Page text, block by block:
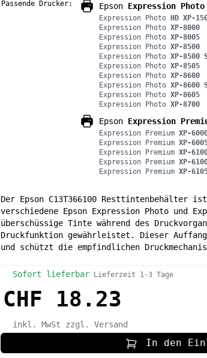
Passende Drucker:
Epson Expression Photo
Expression Photo HD XP-
Expression Photo XP-8000
Expression Photo XP-8005
Expression Photo XP-8500
Expression Photo XP-8500
Expression Photo XP-8505
Expression Photo XP-8600
Expression Photo XP-8600
Expression Photo XP-8605
Expression Photo XP-8700
Epson Expression
Expression Premium XP-
Expression Premium XP-
Expression Premium XP-
Expression Premium XP-
Expression Premium XP-
Der Epson C13T366100
verschiedene Epson Expression Photo und
überschüssige Tinte während des
Druckfunktion gewährleistet. Dieser
und schützt die empfindlichen
Sofort lieferbar Lieferzeit 1-3 Tage
CHF 18.23
inkl. MwSt zzgl. Versand
In den